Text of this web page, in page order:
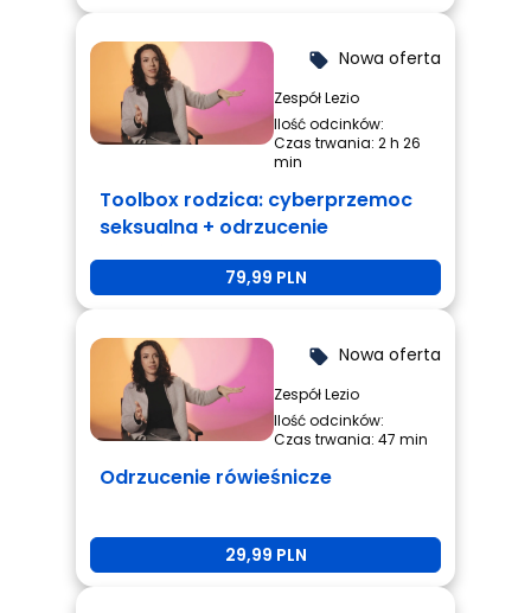
local_offer Nowa oferta
Zespół Lezio
Ilość odcinków:
Czas trwania: 2 h 26
min
Toolbox rodzica: cyberprzemoc
seksualna + odrzucenie
rówieśnicze + przemoc
79,99 PLN
local_offer Nowa oferta
Zespół Lezio
Ilość odcinków:
Czas trwania: 47 min
Odrzucenie rówieśnicze
29,99 PLN